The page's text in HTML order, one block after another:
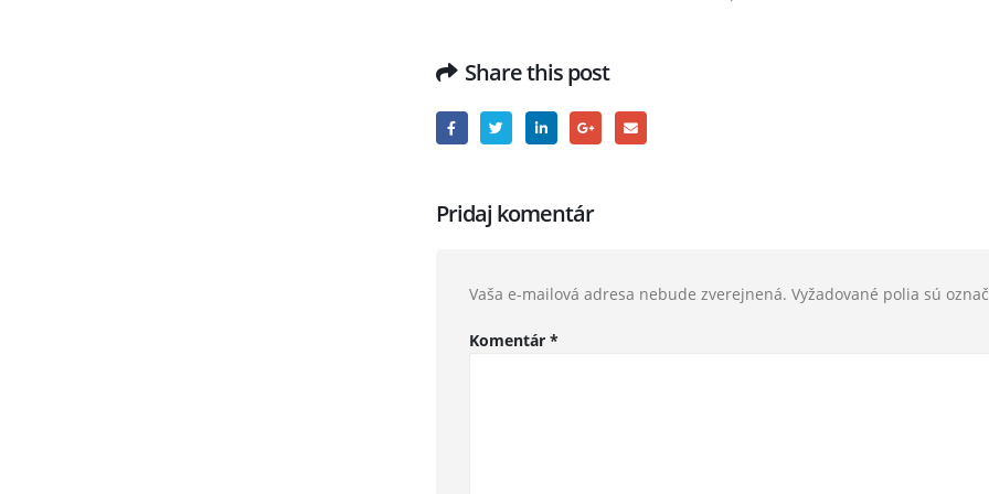
Share this post
Pridaj komentár
Vaša e-mailová adresa nebude zverejnená. Vyžadované polia sú
Komentár *